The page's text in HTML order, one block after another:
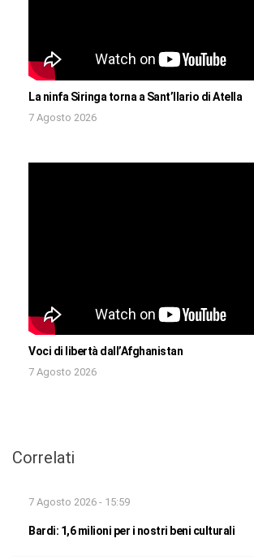
La ninfa Siringa torna a Sant’Ilario di Atella
7 Agosto 2026
Voci di libertà dall’Afghanistan
7 Agosto 2026
Correlati
7 Agosto 2026 - 15:59
Bardi: 1,6 milioni per i nostri beni culturali